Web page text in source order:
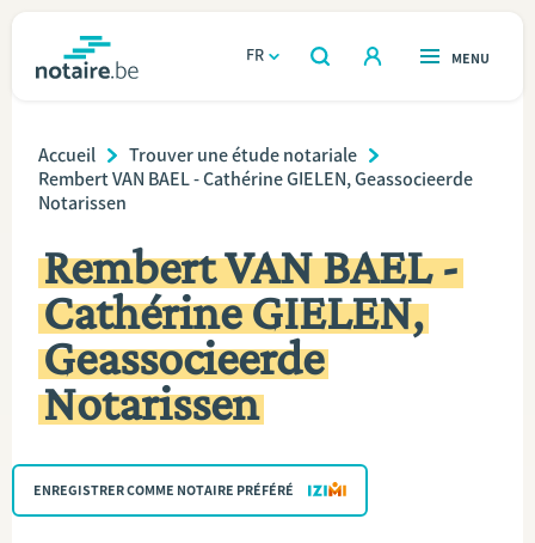
FR
OUVERT
RECHERCHER
OUVERT
MENU
Immobilier
Héritage et donations
Entreprendre
Le notaire
Calculateurs
TROUVER UN NOTAIRE
Breadcrumb
Accueil
Trouver une étude notariale
Rembert VAN BAEL - Cathérine GIELEN, Geassocieerde
Notarissen
Rembert VAN BAEL -
Cathérine GIELEN,
Geassocieerde
Notarissen
ENREGISTRER COMME NOTAIRE PRÉFÉRÉ